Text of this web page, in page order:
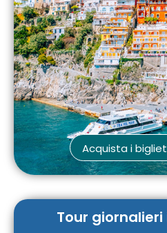
Acquista i
Tour